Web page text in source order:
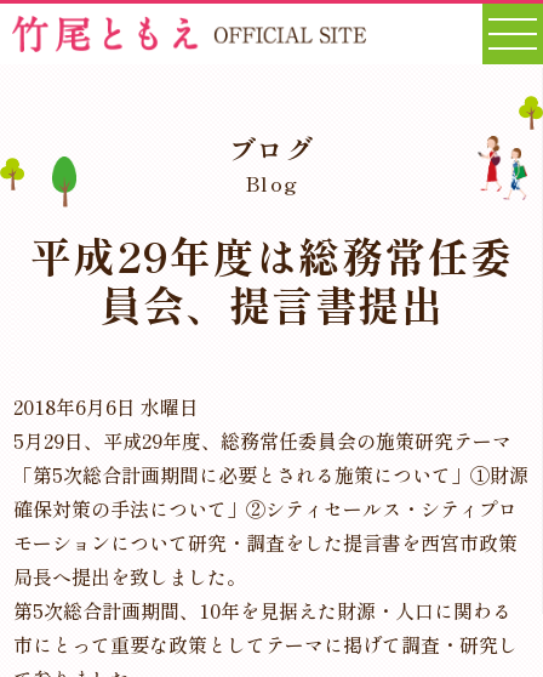
ブログ
Blog
平成29年度は総務常任委
員会、提言書提出
2018年6月6日 水曜日
5月29日、平成29年度、総務常任委員会の施策研究テーマ
「第5次総合計画期間に必要とされる施策について」①財源
確保対策の手法について」②シティセールス・シティプロ
モーションについて研究・調査をした提言書を西宮市政策
局長へ提出を致しました。
第5次総合計画期間、10年を見据えた財源・人口に関わる
市にとって重要な政策としてテーマに掲げて調査・研究し